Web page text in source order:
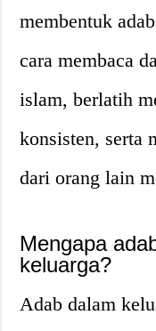
membentuk
cara membaca
islam, berlatih
konsisten, serta
dari orang lain
Mengapa
keluarga?
Adab dalam